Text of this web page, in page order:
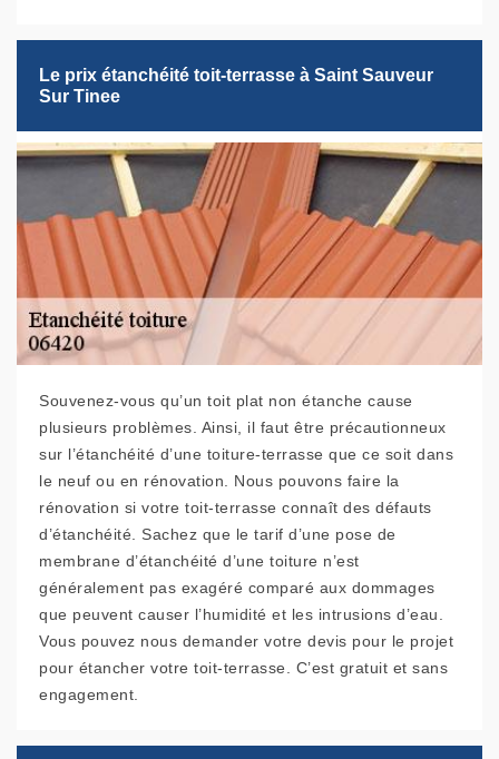
Le prix étanchéité toit-terrasse à Saint Sauveur
Sur Tinee
Souvenez-vous qu’un toit plat non étanche cause
plusieurs problèmes. Ainsi, il faut être précautionneux
sur l’étanchéité d’une toiture-terrasse que ce soit dans
le neuf ou en rénovation. Nous pouvons faire la
rénovation si votre toit-terrasse connaît des défauts
d’étanchéité. Sachez que le tarif d’une pose de
membrane d’étanchéité d’une toiture n’est
généralement pas exagéré comparé aux dommages
que peuvent causer l’humidité et les intrusions d’eau.
Vous pouvez nous demander votre devis pour le projet
pour étancher votre toit-terrasse. C’est gratuit et sans
engagement.